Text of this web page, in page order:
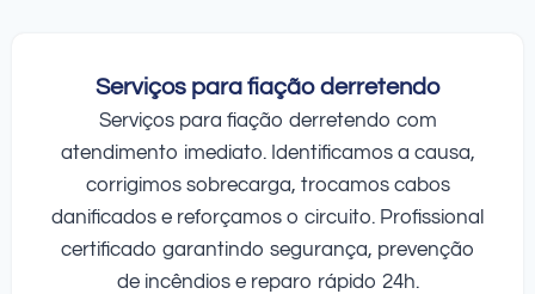
Serviços para fiação derretendo
Serviços para fiação derretendo com
atendimento imediato. Identificamos a causa,
corrigimos sobrecarga, trocamos cabos
danificados e reforçamos o circuito. Profissional
certificado garantindo segurança, prevenção
de incêndios e reparo rápido 24h.